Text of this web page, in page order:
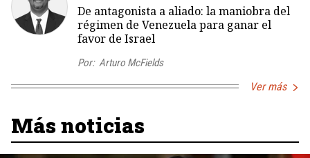
De antagonista a aliado: la maniobra del
régimen de Venezuela para ganar el
favor de Israel
Por: Arturo McFields
Ver más
Más noticias